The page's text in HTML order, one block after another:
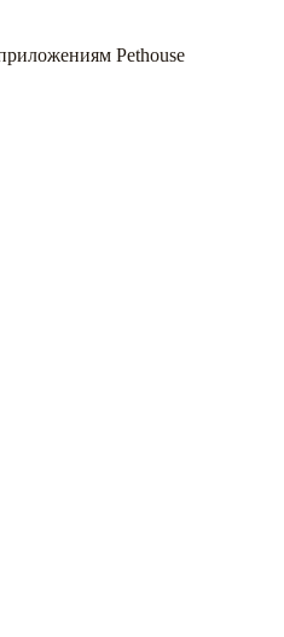
Pethouse